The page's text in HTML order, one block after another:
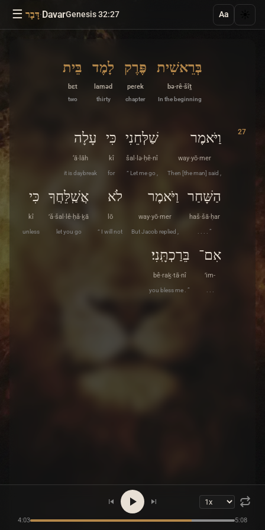
☰ דָּבָר·DavarGenesis 32:27 Aa
בְּרֵאשִׁית
bə·rê·šîṯ
In the beginning
פֶּרֶק
peɾek
chapter
לָמֶד
laməd
thirty
בֵּית
bɛt
two
27 וַיֹּאמֶר
way·yō·mer
Then [the man] said ,
שַׁלְּחֵנִי
šal·lə·ḥê·nî
“ Let me go ,
כִּי
kî
for
עָלָה
‘ā·lāh
it is daybreak
הַשָּׁחַר
haš·šā·ḥar
. . . . ”
וַיֹּאמֶר
way·yō·mer
But Jacob replied ,
לֹא
lō
“ I will not
אֲשַֽׁלֵּחֲךָ
’ă·šal·lê·ḥă·ḵā
let you go
כִּי
kî
unless
אִם־
’im-
. . .
בֵּרַכְתָּֽנִי׃
bê·raḵ·tā·nî
you bless me . ”
4:03 5:08